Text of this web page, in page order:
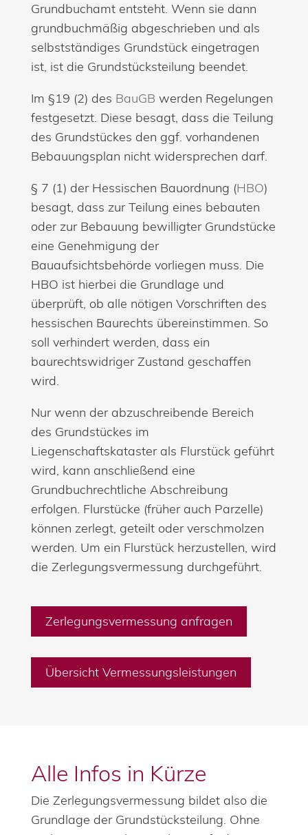
Grundbuchamt entsteht. Wenn sie dann
grundbuchmäßig abgeschrieben und als
selbstständiges Grundstück eingetragen
ist, ist die Grundstücksteilung beendet.
Im §19 (2) des BauGB werden Regelungen
festgesetzt. Diese besagt, dass die Teilung
des Grundstückes den ggf. vorhandenen
Bebauungsplan nicht widersprechen darf.
§ 7 (1) der Hessischen Bauordnung (HBO)
besagt, dass zur Teilung eines bebauten
oder zur Bebauung bewilligter Grundstücke
eine Genehmigung der
Bauaufsichtsbehörde vorliegen muss. Die
HBO ist hierbei die Grundlage und
überprüft, ob alle nötigen Vorschriften des
hessischen Baurechts übereinstimmen. So
soll verhindert werden, dass ein
baurechtswidriger Zustand geschaffen
wird.
Nur wenn der abzuschreibende Bereich
des Grundstückes im
Liegenschaftskataster als Flurstück geführt
wird, kann anschließend eine
Grundbuchrechtliche Abschreibung
erfolgen. Flurstücke (früher auch Parzelle)
können zerlegt, geteilt oder verschmolzen
werden. Um ein Flurstück herzustellen, wird
die Zerlegungsvermessung durchgeführt.
Zerlegungsvermessung anfragen
Übersicht Vermessungsleistungen
Alle Infos in Kürze
Die Zerlegungsvermessung bildet also die
Grundlage der Grundstücksteilung. Ohne